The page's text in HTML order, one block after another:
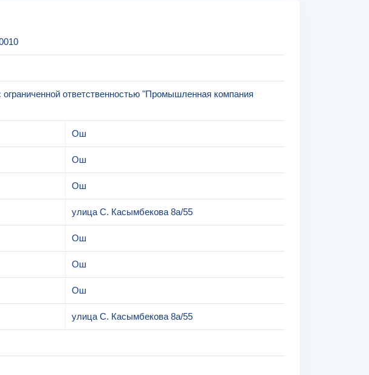
ответственностью "Промышленная компания
Ош
Ош
Ош
улица С. Касымбекова 8а/55
Ош
Ош
Ош
улица С. Касымбекова 8а/55